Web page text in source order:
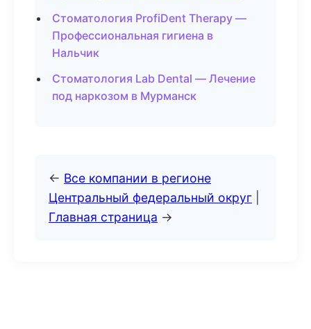
Стоматология ProfiDent Therapy —
Профессиональная гигиена в
Нальчик
Стоматология Lab Dental — Лечение
под наркозом в Мурманск
← Все компании в регионе
Центральный федеральный округ
Главная страница →